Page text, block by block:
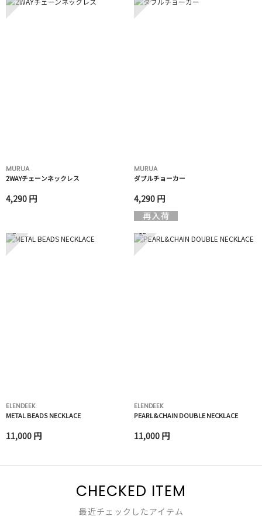
MURUA
2WAYチェーンネックレス
4,290 円
MURUA
ダブルチョーカー
4,290 円
9
ELENDEEK
METAL BEADS NECKLACE
11,000 円
10
ELENDEEK
PEARL&CHAIN DOUBLE NECKLACE
11,000 円
CHECKED ITEM
最近チェックしたアイテム